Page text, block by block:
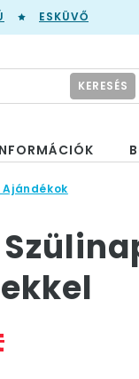
ESKÜVŐ
KERESÉS
Ajándékok